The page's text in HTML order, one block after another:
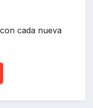
cada nueva